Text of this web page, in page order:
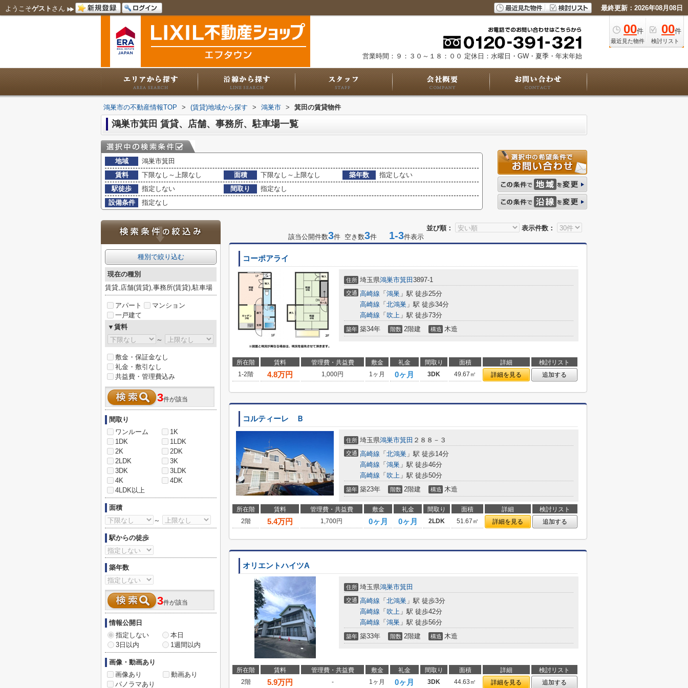
ようこそゲスト さん 最終更新：2026年08月08日
00件
最近見た物件
00件
検討リスト
営業時間：９：３０～１８：００ 定休日：水曜日・GW・夏季・年末年始
鴻巣市の不動産情報TOP > (賃貸)地域から探す > 鴻巣市 > 箕田の賃貸物件
鴻巣市箕田 賃貸、店舗、事務所、駐車場一覧
地域
鴻巣市箕田
賃料
下限なし～上限なし 面積 下限なし～上限なし 築年数
指定しない
駅徒歩
指定しない 間取り
指定なし
設備条件
指定なし
並び順：
表示件数：
該当公開件数3件 空き数3件 1-3件表示
コーポアライ
住所 埼玉県鴻巣市箕田 3897-1
交通 高崎線 「 鴻巣 」駅 徒歩25分
高崎線 「 北鴻巣 」駅 徒歩34分
高崎線 「 吹上 」駅 徒歩73分
築年 築34年 階数 2階建 構造 木造
所在階 賃料 管理費・共益費 敷金 礼金 間取り 面積 詳細
検討リスト
1-2階
4.8万円 1,000円 1ヶ月 0ヶ月 3DK 49.67㎡ 詳細を見る 追加する
コルティーレ Ｂ
住所 埼玉県鴻巣市箕田 ２８８－３
交通 高崎線 「 北鴻巣 」駅 徒歩14分
高崎線 「 鴻巣 」駅 徒歩46分
高崎線 「 吹上 」駅 徒歩50分
築年 築23年 階数 2階建 構造 木造
所在階 賃料 管理費・共益費 敷金 礼金 間取り 面積 詳細
検討リスト
2階
5.4万円 1,700円 0ヶ月 0ヶ月 2LDK 51.67㎡ 詳細を見る 追加する
オリエントハイツA
住所 埼玉県鴻巣市箕田
交通 高崎線 「 北鴻巣 」駅 徒歩3分
高崎線 「 吹上 」駅 徒歩42分
高崎線 「 鴻巣 」駅 徒歩56分
築年 築33年 階数 2階建 構造 木造
所在階 賃料 管理費・共益費 敷金 礼金 間取り 面積 詳細
検討リスト
2階
5.9万円 - 1ヶ月 0ヶ月 3DK 44.63㎡ 詳細を見る 追加する
種別で絞り込む
現在の種別
賃貸,店舗(賃貸),事務所(賃貸),駐車場
アパート
マンション
一戸建て
▼賃料
～
敷金・保証金なし
礼金・敷引なし
共益費・管理費込み
3件が該当
間取り
ワンルーム
1K
1DK
1LDK
2K
2DK
2LDK
3K
3DK
3LDK
4K
4DK
4LDK以上
面積
～
駅からの徒歩
築年数
3件が該当
情報公開日
指定しない
本日
3日以内
1週間以内
画像・動画あり
画像あり
動画あり
パノラマあり